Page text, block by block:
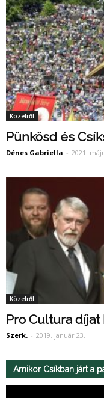
Közelről
Pünkösd és
Dénes Gabriella - 2021.
Közelről
Pro Cultura
Szerk. - 2019. január 23.
Amikor Csíkban járt a